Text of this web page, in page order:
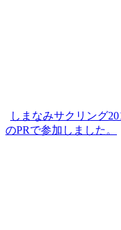
しまなみサクリング
のPRで参加しました。